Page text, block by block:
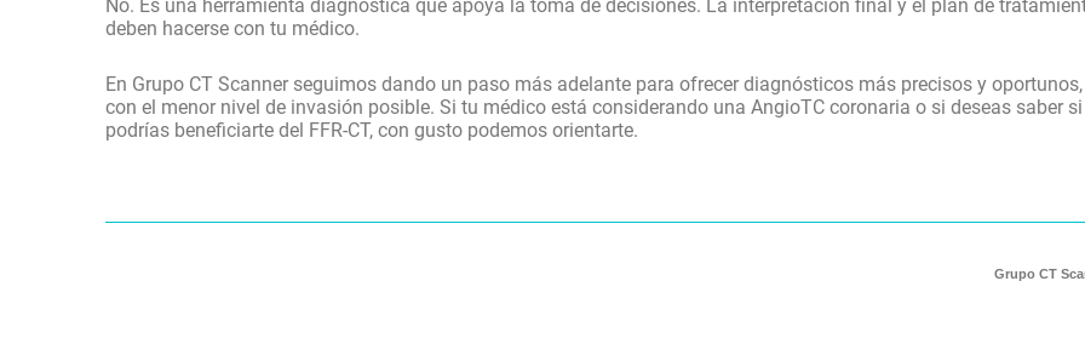
No. Es una herramienta diagnóstica que apoya la toma de decisiones. La interpretación final y el plan de
deben hacerse con tu médico.
En Grupo CT Scanner seguimos dando un paso más adelante para ofrecer diagnósticos más precisos y oportunos,
con el menor nivel de invasión posible. Si tu médico está considerando una AngioTC coronaria o si deseas saber si
podrías beneficiarte del FFR-CT, con gusto podemos orientarte.
Grupo CT